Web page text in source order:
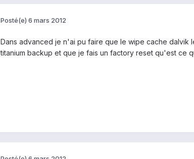
Posté(e) 6 mars 2012
Dans advanced je n'ai pu faire que le wipe cache
titanium backup et que je fais un factory reset qu'est ce